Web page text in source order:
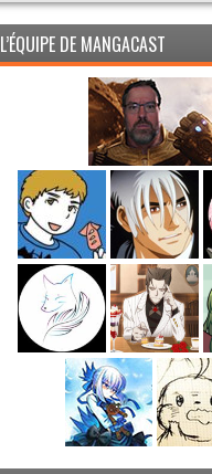
L’ÉQUIPE DE MANGACAST